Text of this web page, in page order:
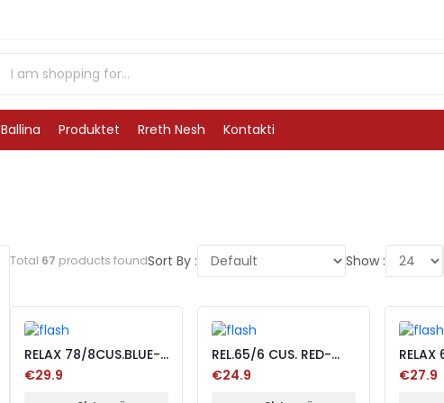
Ballina Produktet Rreth Nesh Kontakti
Total 67 products foundSort By : Show :
RELAX 78/8CUS.BLUE-
LILAC-BROWN
€29.9
REL.65/6 CUS. RED-
PURPLE-OCTAN
€24.9
€27.9